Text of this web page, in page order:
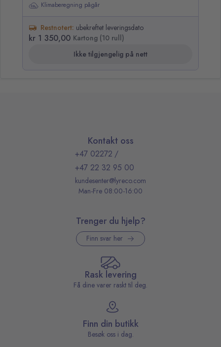
Klimaberegning pågår
Restnotert: ubekreftet leveringsdato
kr 1 350,00 Kartong (10 rull)
Ikke tilgjengelig på nett
Kontakt oss
+47 02272 /
+47 22 32 95 00
kundesenter@lyreco.com
Man-Fre 08:00-16:00
Trenger du hjelp?
Finn svar her
Rask levering
Få dine varer raskt til deg.
Finn din butikk
Besøk oss i dag.